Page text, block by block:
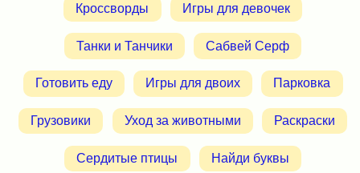
Кроссворды Игры для девочек
Танки и Танчики Сабвей Серф
Готовить еду Игры для двоих Парковка
Грузовики Уход за животными Раскраски
Сердитые птицы Найди буквы